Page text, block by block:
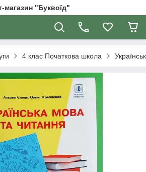
магазин "Буквоїд"
4 клас Початкова школа